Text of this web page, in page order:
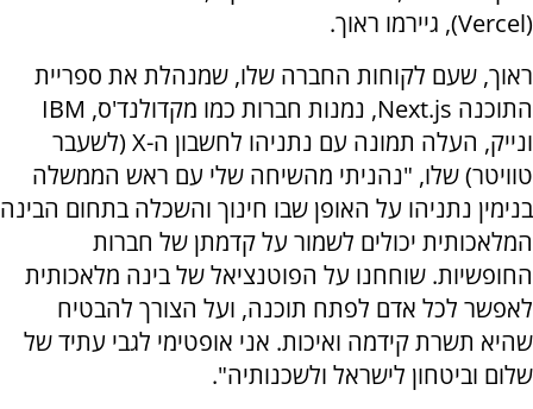
(Vercel), גיירמו ראוך.
ראוך, שעם לקוחות החברה שלו, שמנהלת את ספריית
התוכנה Next.js, נמנות חברות כמו מקדולנד'ס, IBM
ונייק, העלה תמונה עם נתניהו לחשבון ה-X (לשעבר
טוויטר) שלו, "נהניתי מהשיחה שלי עם ראש הממשלה
בנימין נתניהו על האופן שבו חינוך והשכלה בתחום הבינה
המלאכותית יכולים לשמור על קדמתן של חברות
החופשיות. שוחחנו על הפוטנציאל של בינה מלאכותית
לאפשר לכל אדם לפתח תוכנה, ועל הצורך להבטיח
שהיא תשרת קידמה ואיכות. אני אופטימי לגבי עתיד של
שלום וביטחון לישראל ולשכנותיה".